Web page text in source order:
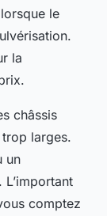
le
la
châssis
larges.
un
comptez